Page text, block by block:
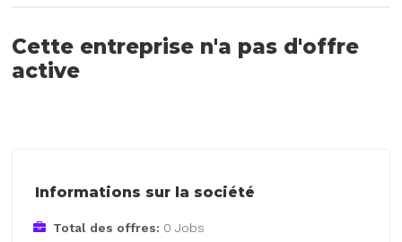
Cette entreprise n'a pas d'offre
active
Informations sur la société
Total des offres: 0 Jobs